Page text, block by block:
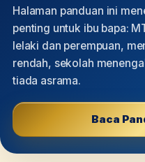
Halaman panduan ini
penting untuk ibu bapa:
lelaki dan perempuan,
rendah, sekolah
tiada asrama.
Baca